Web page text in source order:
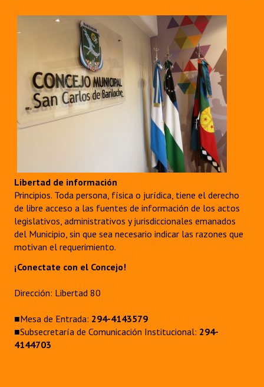
Libertad de información
Principios. Toda persona, física o jurídica, tiene el derecho
de libre acceso a las fuentes de información de los actos
legislativos, administrativos y jurisdiccionales emanados
del Municipio, sin que sea necesario indicar las razones que
motivan el requerimiento.
¡Conectate con el Concejo!
Dirección: Libertad 80
■Mesa de Entrada: 294-4143579
■Subsecretaría de Comunicación Institucional: 294-
4144703